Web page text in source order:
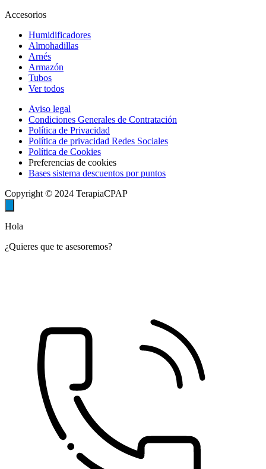
Accesorios
Humidificadores
Almohadillas
Arnés
Armazón
Tubos
Ver todos
Aviso legal
Condiciones Generales de Contratación
Política de Privacidad
Política de privacidad Redes Sociales
Política de Cookies
Preferencias de cookies
Bases sistema descuentos por puntos
Copyright © 2024 TerapiaCPAP
Hola
¿Quieres que te asesoremos?